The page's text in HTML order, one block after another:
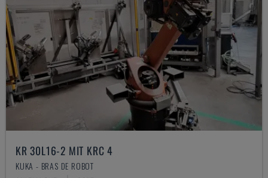
KR 30L16-2 MIT KRC 4
KUKA - BRAS DE ROBOT